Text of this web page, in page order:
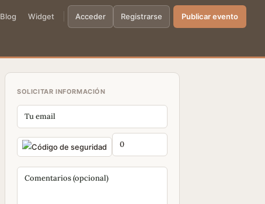
Blog Widget Acceder Registrarse Publicar evento
SOLICITAR INFORMACIÓN